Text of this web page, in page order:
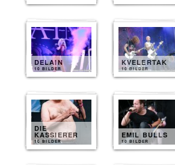
DELAIN
10 BILDER
KVELERTAK
10 BILDER
DIE
KASSIERER
10 BILDER
EMIL BULLS
10 BILDER